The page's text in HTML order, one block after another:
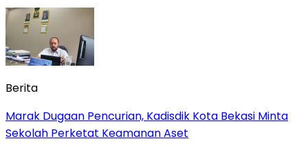
Berita
‎Marak Dugaan Pencurian, Kadisdik Kota Bekasi Minta
Sekolah Perketat Keamanan Aset